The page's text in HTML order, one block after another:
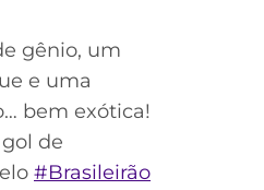
gênio, um
e uma
bem exótica!
de
#Brasileirão